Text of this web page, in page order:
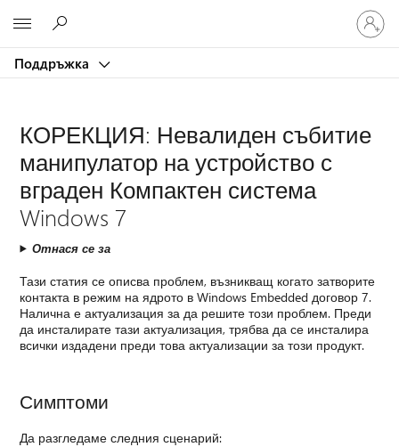
Поддръжка
Влезте
във
вашия
КОРЕКЦИЯ: Невалиден събитие
манипулатор на устройство с
вграден Компактен система
Windows 7
Отнася се за
Тази статия се описва проблем, възникващ когато затворите
контакта в режим на ядрото в Windows Embedded договор 7.
Налична е актуализация за да решите този проблем. Преди
да инсталирате тази актуализация, трябва да се инсталира
всички издадени преди това актуализации за този продукт.
Симптоми
Да разгледаме следния сценарий: